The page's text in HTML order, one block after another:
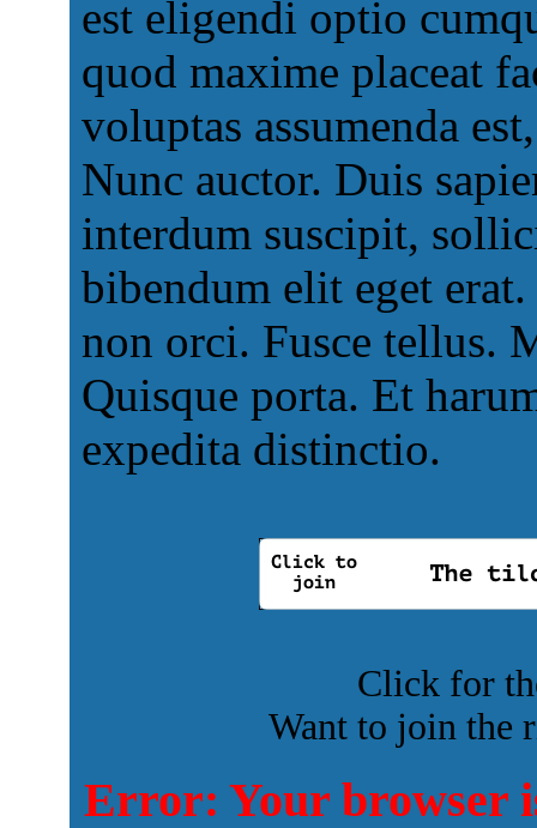
est eligendi optio
quod maxime placeat
voluptas assumenda
Nunc auctor. Duis
interdum suscipit,
bibendum elit eget
non orci. Fusce tellus.
Quisque porta. Et
expedita distinctio.
Click for
Want to join the
Error: Your browser